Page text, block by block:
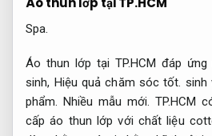
Spa.
Áo thun lớp tại TP.HCM đáp
sinh, Hiệu quả chăm sóc tốt. sinh
phẩm. Nhiều mẫu mới. TP.HCM
cấp áo thun lớp với chất liệu